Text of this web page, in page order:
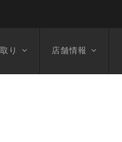
り 店舗情報